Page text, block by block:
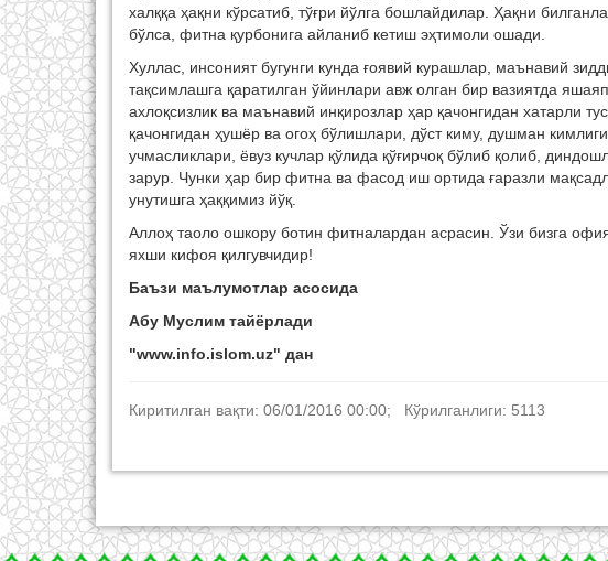
халққа ҳақни кўрсатиб, тўғри йўлга бошлайдилар. Ҳақни
бўлса, фитна қурбонига айланиб кетиш эҳтимоли ошади.
Хуллас, инсоният бугунги кунда ғоявий курашлар, маънавий
тақсимлашга қаратилган ўйинлари авж олган бир вазиятда
ахлоқсизлик ва маънавий инқирозлар ҳар қачонгидан хатарли
қачонгидан ҳушёр ва огоҳ бўлишлари, дўст киму, душман
учмасликлари, ёвуз кучлар қўлида қўғирчоқ бўлиб қолиб,
зарур. Чунки ҳар бир фитна ва фасод иш ортида ғаразли
унутишга ҳаққимиз йўқ.
Аллоҳ таоло ошкору ботин фитналардан асрасин. Ўзи бизга
яхши кифоя қилгувчидир!
Баъзи маълумотлар асосида
Абу Муслим тайёрлади
"www.info.islom.uz" дан
Киритилган вақти: 06/01/2016 00:00; Кўрилганлиги: 5113